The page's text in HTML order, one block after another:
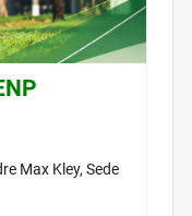
Max Kley, Sede